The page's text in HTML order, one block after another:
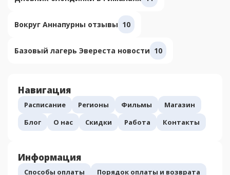
Вокруг Аннапурны отзывы 10
Базовый лагерь Эвереста новости 10
Навигация
Расписание Регионы Фильмы
Магазин
Блог
О нас Скидки Работа Контакты
Информация
Способы оплаты Порядок оплаты и возврата